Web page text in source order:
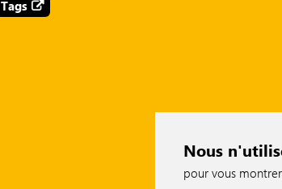
Nous
pour vous
Tags